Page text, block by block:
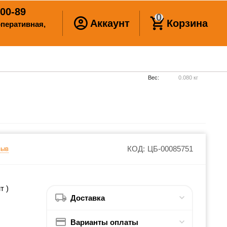
89
Аккаунт
0
Корзина
КОД: ЦБ-00085751
)
Вес: 0.080 кг
Доставка
Варианты оплаты